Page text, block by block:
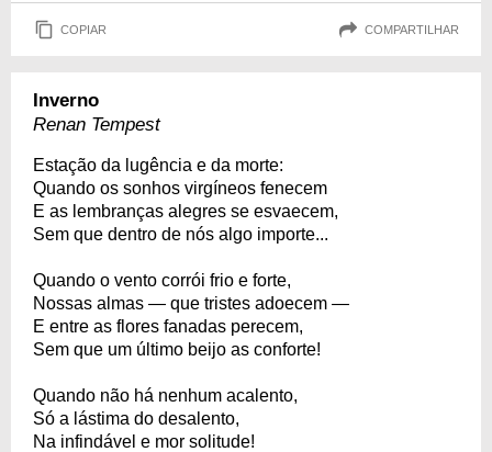
COPIAR COMPARTILHAR
Inverno
Renan Tempest
Estação da lugência e da morte:
Quando os sonhos virgíneos fenecem
E as lembranças alegres se esvaecem,
Sem que dentro de nós algo importe...
Quando o vento corrói frio e forte,
Nossas almas — que tristes adoecem —
E entre as flores fanadas perecem,
Sem que um último beijo as conforte!
Quando não há nenhum acalento,
Só a lástima do desalento,
Na infindável e mor solitude!